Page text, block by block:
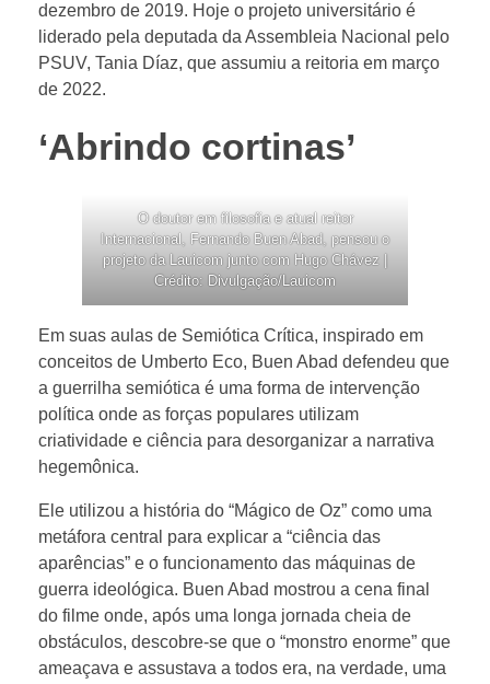
dezembro de 2019. Hoje o projeto universitário é
liderado pela deputada da Assembleia Nacional pelo
PSUV, Tania Díaz, que assumiu a reitoria em março
de 2022.
‘Abrindo cortinas’
O doutor em filosofia e atual reitor
Internacional, Fernando Buen Abad, pensou o
projeto da Lauicom junto com Hugo Chávez |
Crédito: Divulgação/Lauicom
Em suas aulas de Semiótica Crítica, inspirado em
conceitos de Umberto Eco, Buen Abad defendeu que
a guerrilha semiótica é uma forma de intervenção
política onde as forças populares utilizam
criatividade e ciência para desorganizar a narrativa
hegemônica.
Ele utilizou a história do “Mágico de Oz” como uma
metáfora central para explicar a “ciência das
aparências” e o funcionamento das máquinas de
guerra ideológica. Buen Abad mostrou a cena final
do filme onde, após uma longa jornada cheia de
obstáculos, descobre-se que o “monstro enorme” que
ameaçava e assustava a todos era, na verdade, uma